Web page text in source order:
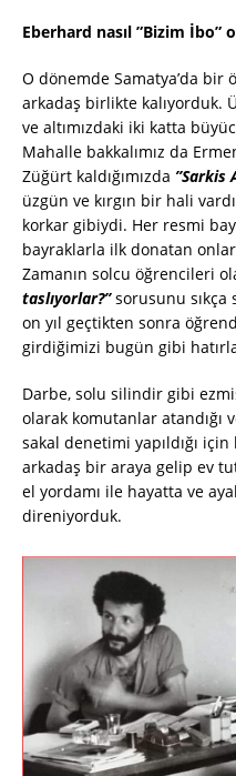
Eberhard nasıl ”Bizim İbo”
O dönemde Samatya’da bir
arkadaş birlikte kalıyorduk.
ve altımızdaki iki katta
Mahalle bakkalımız da
Züğürt kaldığımızda ”Sarkis
üzgün ve kırgın bir hali
korkar gibiydi. Her resmi
bayraklarla ilk donatan
Zamanın solcu öğrencileri
taslıyorlar?”sorusunu sıkça
on yıl geçtikten sonra
girdiğimizi bugün gibi
Darbe, solu silindir gibi
olarak komutanlar atandığı
sakal denetimi yapıldığı
arkadaş bir araya gelip ev
el yordamı ile hayatta ve
direniyorduk.